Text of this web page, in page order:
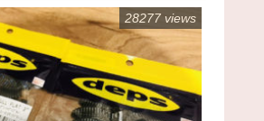
28277 views